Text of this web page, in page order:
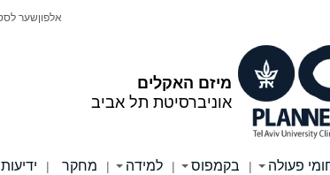
מיזם האקלים
אוניברסיטת תל אביב
אלפוןשער
פעולה | בקמפוס | למידה | מחקר |